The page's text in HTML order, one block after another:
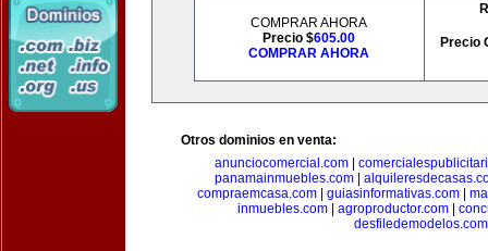
COMPRAR AHORA
Precio $605.00
COMPRAR AHORA
Precio
Otros dominios en venta:
anunciocomercial.com
panamainmuebles.com|
compraemcasa.com
guiasinformativas.com
inmuebles.com
agroproductor.com
desfiledemodelos.com